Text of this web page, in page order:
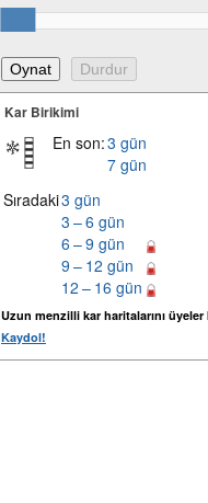
Kar Birikimi
En son:3 gün
7 gün
Sıradaki3 gün
3 – 6 gün
6 – 9 gün
9 – 12 gün
12 – 16 gün
Uzun menzilli kar haritalarını
Kaydol!